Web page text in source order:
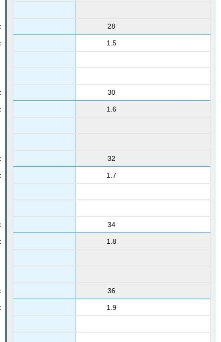
28
1.5
30
1.6
32
1.7
34
1.8
36
1.9